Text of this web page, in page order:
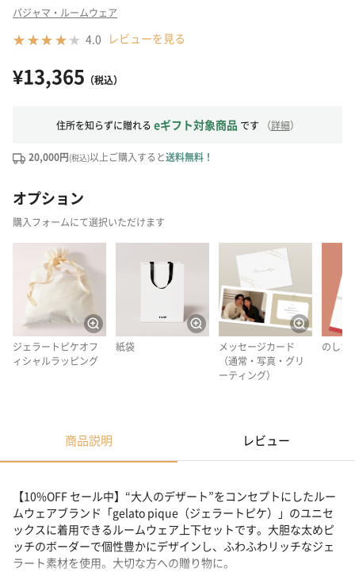
パジャマ・ルームウェア
4.0 レビューを見る
¥13,365 （税込）
住所を知らずに贈れる eギフト対象商品 です （詳細）
20,000円(税込)以上ご購入すると送料無料！
オプション
購入フォームにて選択いただけます
ジェラートピケオフ
ィシャルラッピング
紙袋
メッセージカード
（通常・写真・グリ
ーティング）
のしカ
商品説明 レビュー
【10%OFF セール中】“大人のデザート”をコンセプトにしたルー
ムウェアブランド「gelato pique（ジェラートピケ）」のユニセ
ックスに着用できるルームウェア上下セットです。大胆な太めピ
ッチのボーダーで個性豊かにデザインし、ふわふわリッチなジェ
ラート素材を使用。大切な方への贈り物に。